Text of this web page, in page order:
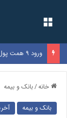
خانه/بانک و بیمه
بانک و بیمه